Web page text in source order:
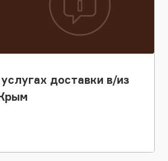
доставки в/из